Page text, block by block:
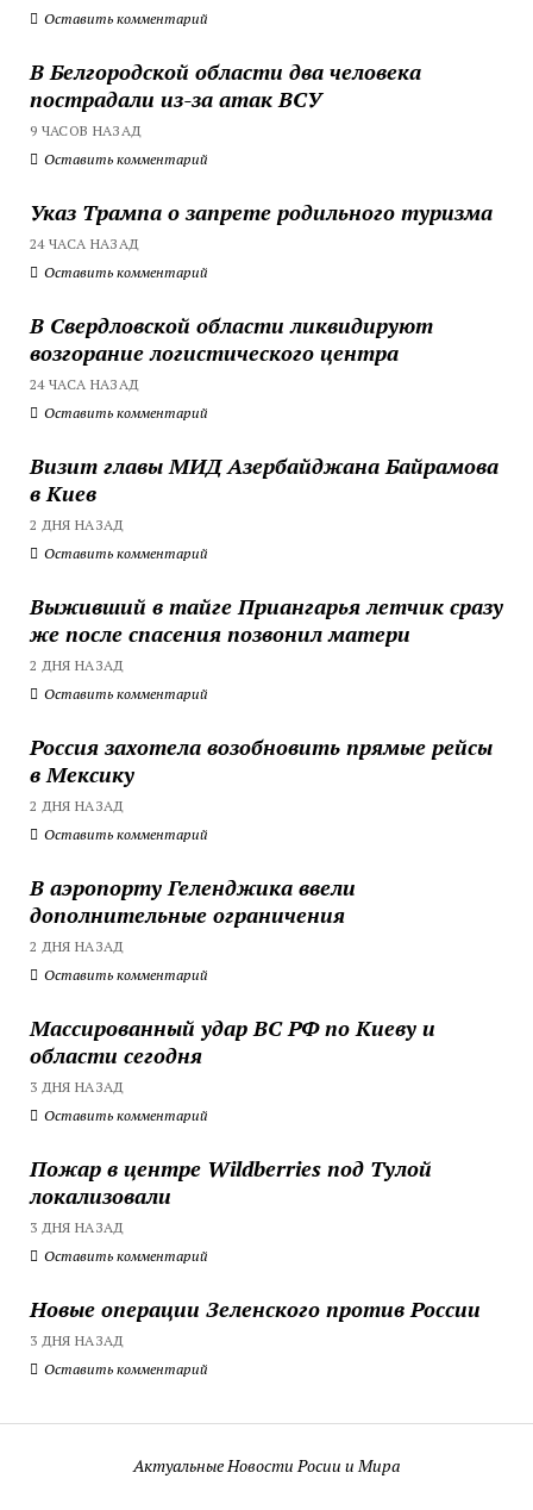
Оставить комментарий
В Белгородской области два человека
пострадали из-за атак ВСУ
9 ЧАСОВ НАЗАД
Оставить комментарий
Указ Трампа о запрете родильного туризма
24 ЧАСА НАЗАД
Оставить комментарий
В Свердловской области ликвидируют
возгорание логистического центра
24 ЧАСА НАЗАД
Оставить комментарий
Визит главы МИД Азербайджана Байрамова
в Киев
2 ДНЯ НАЗАД
Оставить комментарий
Выживший в тайге Приангарья летчик сразу
же после спасения позвонил матери
2 ДНЯ НАЗАД
Оставить комментарий
Россия захотела возобновить прямые рейсы
в Мексику
2 ДНЯ НАЗАД
Оставить комментарий
В аэропорту Геленджика ввели
дополнительные ограничения
2 ДНЯ НАЗАД
Оставить комментарий
Массированный удар ВС РФ по Киеву и
области сегодня
3 ДНЯ НАЗАД
Оставить комментарий
Пожар в центре Wildberries под Тулой
локализовали
3 ДНЯ НАЗАД
Оставить комментарий
Новые операции Зеленского против России
3 ДНЯ НАЗАД
Оставить комментарий
Актуальные Новости Росии и Мира